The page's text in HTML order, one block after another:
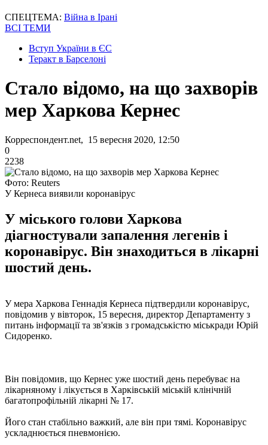
СПЕЦТЕМА: Війна в Ірані
ВСІ ТЕМИ
Вступ України в ЄС
Теракт в Барселоні
Стало відомо, на що захворів
мер Харкова Кернес
Корреспондент.net, 15 вересня 2020, 12:50
0
2238
Фото: Reuters
У Кернеса виявили коронавірус
У міського голови Харкова
діагностували запалення легенів і
коронавірус. Він знаходиться в лікарні
шостий день.
У мера Харкова Геннадія Кернеса підтвердили коронавірус,
повідомив у вівторок, 15 вересня, директор Департаменту з
питань інформації та зв'язків з громадськістю міськради Юрій
Сидоренко.
Він повідомив, що Кернес уже шостий день перебуває на
лікарняному і лікується в Харківській міській клінічній
багатопрофільній лікарні № 17.
Його стан стабільно важкий, але він при тямі. Коронавірус
ускладнюється пневмонією.